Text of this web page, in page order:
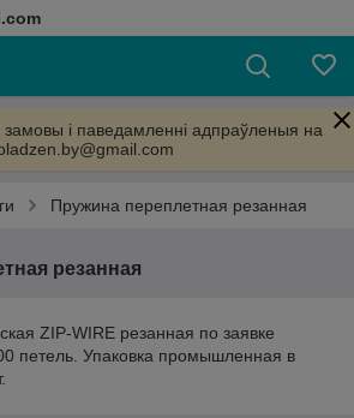
і паведамленні адпраўленыя на
Пружина переплетная резанная
резанная
ZIP-WIRE резанная по заявке
петель. Упаковка промышленная в